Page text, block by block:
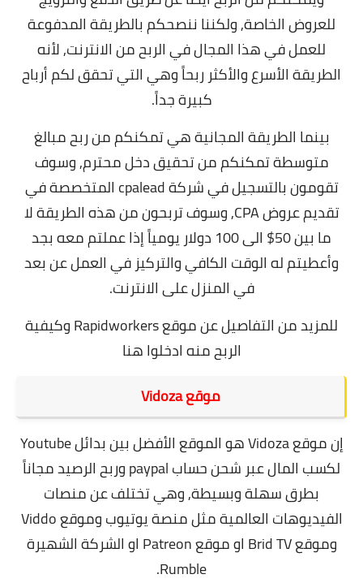
للعروض الخاصة,ولكننا ننصحكم بالطريقة المدفوعة
للعمل في هذا المجال في الربح من الانترنت, لأنه
الطريقة الأسرع والأكثر ربحاً وهي التي تحقق لكم أرباح
كبيرة جداً.
بينما الطريقة المجانية هي تمكنكم من ربح مبالغ
متوسطة تمكنكم من تحقيق دخل محترم, وسوف
تقومون بالتسجيل في شركة cpalead المتخصصة في
تقديم عروض CPA,
وسوف تربحون من هذه الطريقة لا
ما بين 50$ الى 100 دولار يومياً إذا عملتم معه بجد
وأعطيتم له الوقت الكافي والتركيز في العمل عن بعد
في المنزل على الانترنت.
للمزيد من التفاصيل عن موقع Rapidworkers وكيفية
الربح منهادخلوا هنا
موقع Vidoza
إن موقع Vidoza هو الموقع الأفضل بين بدائل Youtube
لكسب المال عبر شحن حساب paypal وربح الرصيد مجاناً
بطرق سهلة وبسيطة, وهي تختلف عن منصات
الفيديوهات العالمية مثل منصة يوتيوب وموقع Viddo
وموقع Brid TV او موقع Patreon او الشركة الشهيرة
Rumble.